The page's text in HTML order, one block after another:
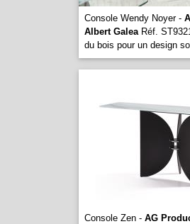
Console Wendy Noyer -
Albert GaleaRéf.
du bois pour un design
Console Zen - AG